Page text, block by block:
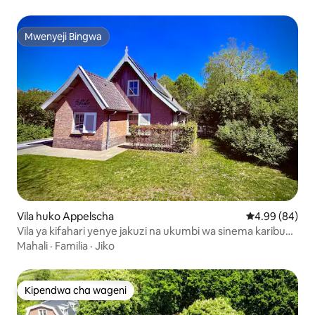
Mwenyeji Bingwa
Mwenyeji Bingwa
Vila huko Appelscha Ukadiriaji wa
4.99 (84)
Vila ya kifahari yenye jakuzi na ukumbi wa sinema karibu
na bwawa la msituni
Mahali · Familia · Jiko
Kipendwa cha wageni
Kipendwa cha wageni